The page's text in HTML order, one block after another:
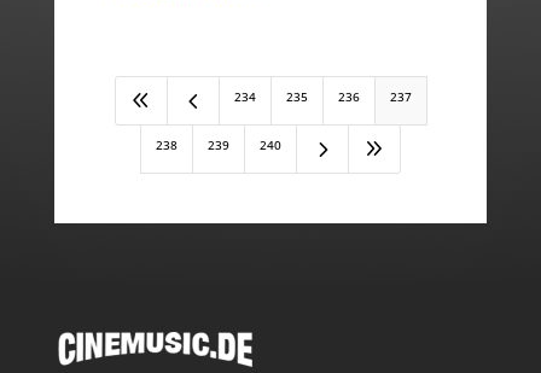
8 4 234 235 236 237
238 239 240 5 9